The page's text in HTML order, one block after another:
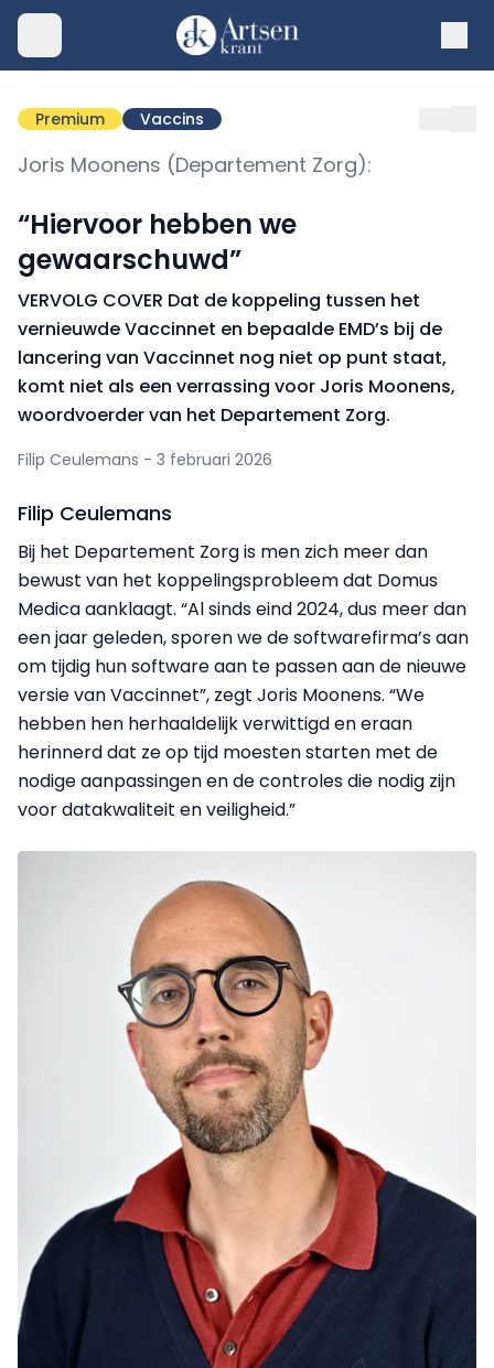
Premium Vaccins
Joris Moonens (Departement Zorg):
“Hiervoor hebben we
gewaarschuwd”
VERVOLG COVER Dat de koppeling tussen het
vernieuwde Vaccinnet en bepaalde EMD’s bij de
lancering van Vaccinnet nog niet op punt staat,
komt niet als een verrassing voor Joris Moonens,
woordvoerder van het Departement Zorg.
Filip Ceulemans - 3 februari 2026
Filip Ceulemans
Bij het Departement Zorg is men zich meer dan
bewust van het koppelingsprobleem dat Domus
Medica aanklaagt. “Al sinds eind 2024, dus meer dan
een jaar geleden, sporen we de softwarefirma’s aan
om tijdig hun software aan te passen aan de nieuwe
versie van Vaccinnet”, zegt Joris Moonens. “We
hebben hen herhaaldelijk verwittigd en eraan
herinnerd dat ze op tijd moesten starten met de
nodige aanpassingen en de controles die nodig zijn
voor datakwaliteit en veiligheid.”